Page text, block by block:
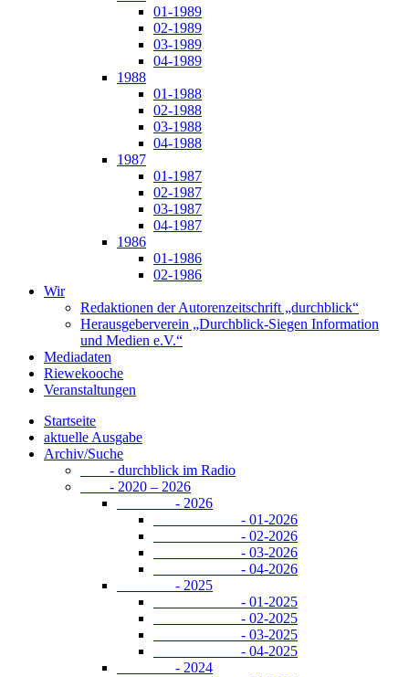
01-1989
02-1989
03-1989
04-1989
1988
01-1988
02-1988
03-1988
04-1988
1987
01-1987
02-1987
03-1987
04-1987
1986
01-1986
02-1986
Wir
Redaktionen der Autorenzeitschrift „durchblick“
Herausgeberverein „Durchblick-Siegen Information
und Medien e.V.“
Mediadaten
Riewekooche
Veranstaltungen
Startseite
aktuelle Ausgabe
Archiv/Suche
- durchblick im Radio
- 2020 – 2026
- 2026
- 01-2026
- 02-2026
- 03-2026
- 04-2026
- 2025
- 01-2025
- 02-2025
- 03-2025
- 04-2025
- 2024